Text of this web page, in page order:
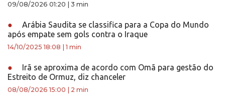
09/08/2026 01:20 3 min
●
Arábia Saudita se classifica para a Copa do Mundo
após empate sem gols contra o Iraque
14/10/2025 18:08 |1 min
●
Irã se aproxima de acordo com Omã para gestão do
Estreito de Ormuz, diz chanceler
08/08/2026 15:00 2 min